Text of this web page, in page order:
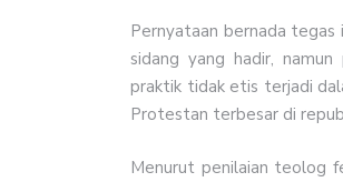
Pernyataan bernada
sidang yang hadir,
praktik tidak etis terjadi
Protestan terbesar di
Menurut penilaian teolog